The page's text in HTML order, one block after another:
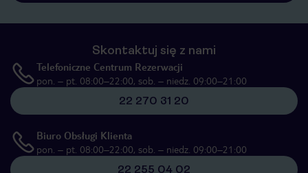
Skontaktuj się z nami
Telefoniczne Centrum Rezerwacji
pon. – pt. 08:00–22:00, sob. – niedz. 09:00–21:00
22 270 31 20
Biuro Obsługi Klienta
pon. – pt. 08:00–22:00, sob. – niedz. 09:00–21:00
22 255 04 02